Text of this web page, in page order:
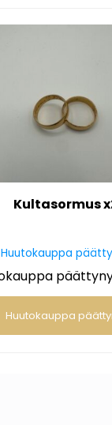
Kultasormus
Huutokauppa
Huutokauppa